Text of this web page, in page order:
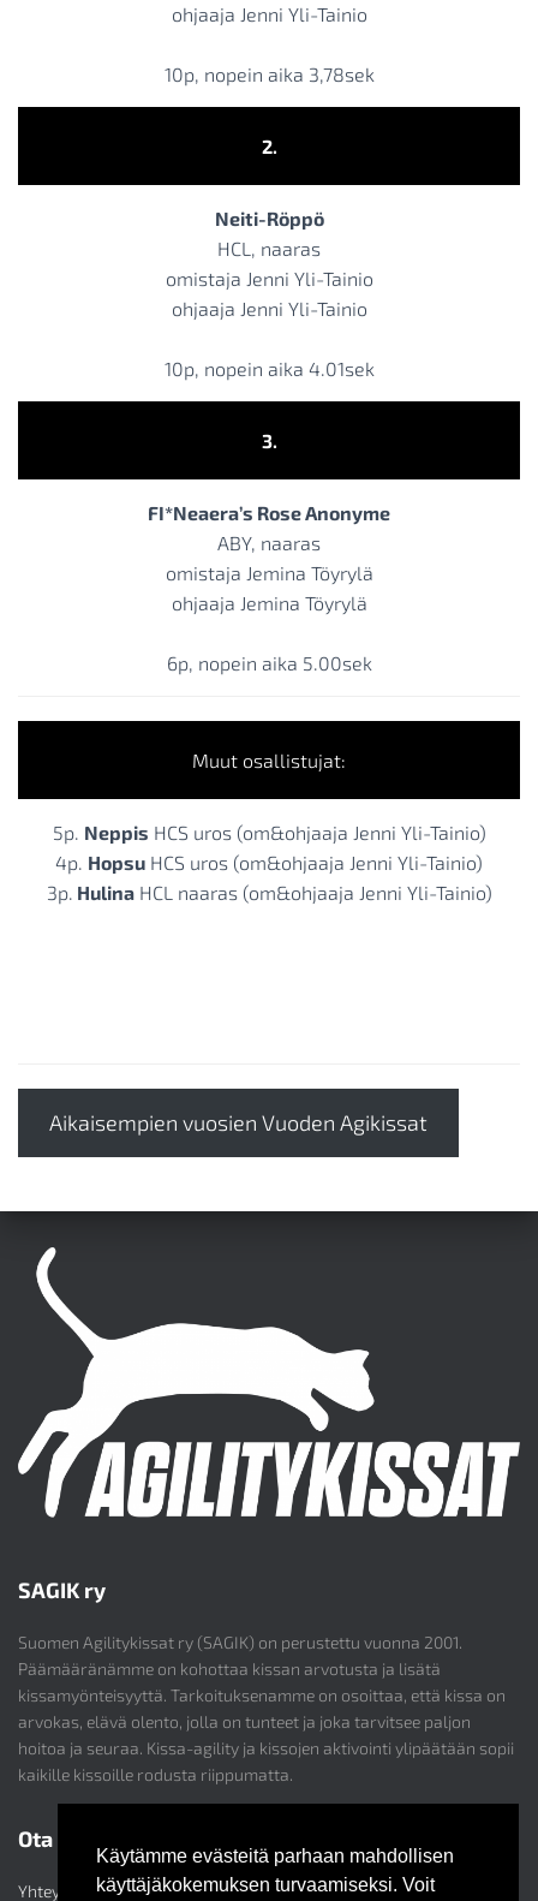
ohjaaja Jenni Yli-Tainio
10p, nopein aika 3,78sek
2.
Neiti-Röppö
HCL, naaras
omistaja Jenni Yli-Tainio
ohjaaja Jenni Yli-Tainio
10p, nopein aika 4.01sek
3.
FI*Neaera’s Rose Anonyme
ABY, naaras
omistaja Jemina Töyrylä
ohjaaja Jemina Töyrylä
6p, nopein aika 5.00sek
Muut osallistujat:
5p. Neppis HCS uros (om&ohjaaja Jenni Yli-Tainio)
4p. Hopsu HCS uros (om&ohjaaja Jenni Yli-Tainio)
3p. HulinaHCL naaras (om&ohjaaja Jenni Yli-Tainio)
Aikaisempien vuosien Vuoden Agikissat
SAGIK ry
Suomen Agilitykissat ry (SAGIK) on perustettu vuonna 2001.
Päämääränämme on kohottaa kissan arvotusta ja lisätä
kissamyönteisyyttä. Tarkoituksenamme on osoittaa, että kissa on
arvokas, elävä olento, jolla on tunteet ja joka tarvitsee paljon
hoitoa ja seuraa. Kissa-agility ja kissojen aktivointi ylipäätään sopii
kaikille kissoille rodusta riippumatta.
Ota yhteyttä
Yhteystiedot
Käytämme evästeitä parhaan mahdollisen
käyttäjäkokemuksen turvaamiseksi. Voit